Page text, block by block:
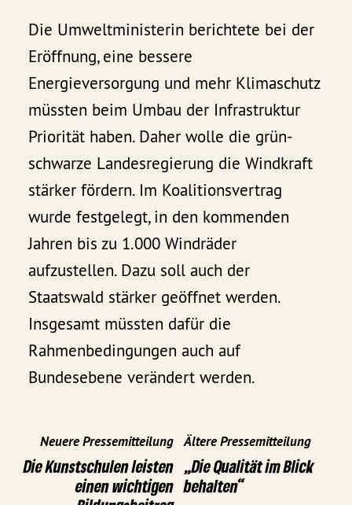
Die Umweltministerin berichtete bei der
Eröffnung, eine bessere
Energieversorgung und mehr Klimaschutz
müssten beim Umbau der Infrastruktur
Priorität haben. Daher wolle die grün-
schwarze Landesregierung die Windkraft
stärker fördern. Im Koalitionsvertrag
wurde festgelegt, in den kommenden
Jahren bis zu 1.000 Windräder
aufzustellen. Dazu soll auch der
Staatswald stärker geöffnet werden.
Insgesamt müssten dafür die
Rahmenbedingungen auch auf
Bundesebene verändert werden.
Neuere Pressemitteilung
Die Kunstschulen leisten
einen wichtigen
Ältere Pressemitteilung
„Die Qualität im Blick
behalten“